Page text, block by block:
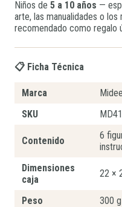
Niños de 5 a 10 años —
arte, las manualidades o
recomendado como regalo
📋 Ficha Técnica
Marca
SKU
Contenido
6
Dimensiones
caja
22 ×
Peso
300 g